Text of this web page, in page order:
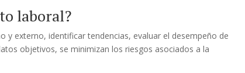
laboral?
y externo, identificar tendencias, evaluar el desempeño de
objetivos, se minimizan los riesgos asociados a la